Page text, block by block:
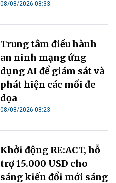
08/08/2026 08:33
Trung tâm điều hành
an ninh mạng ứng
dụng AI để giám sát và
phát hiện các mối đe
dọa
08/08/2026 08:23
Khởi động RE:ACT, hỗ
trợ 15.000 USD cho
sáng kiến đổi mới sáng